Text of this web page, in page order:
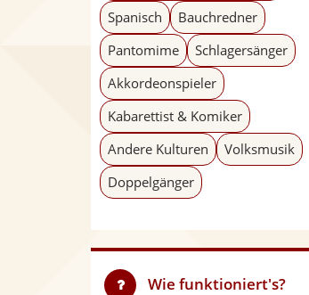
Spanisch
Bauchredner
Pantomime
Schlagersänger
Akkordeonspieler
Kabarettist & Komiker
Andere Kulturen
Volksmusik
Doppelgänger
Wie funktioniert's?